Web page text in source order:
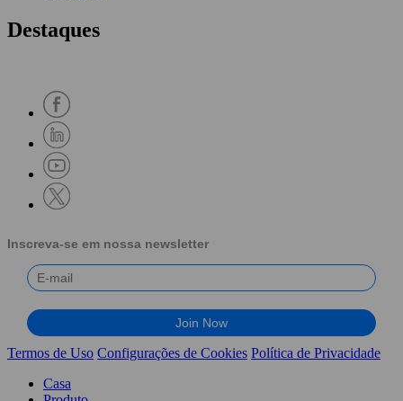
Destaques
Inscreva-se em nossa newsletter
Termos de Uso Configurações de Cookies Política de Privacidade
Casa